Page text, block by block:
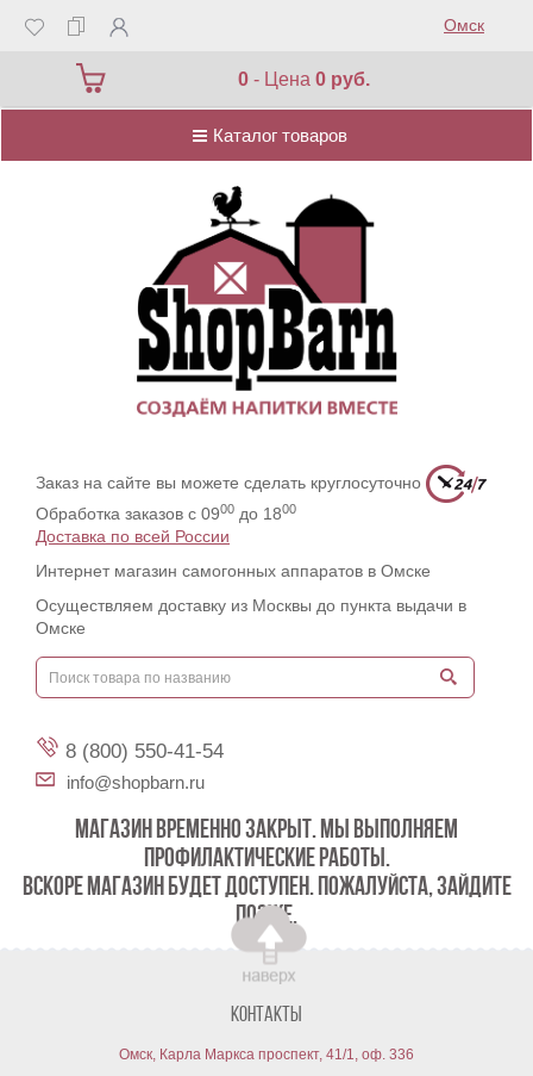
Омск
0 - Цена0 руб.
Каталог товаров
Каталог товаров
Заказ на сайте вы можете сделать круглосуточно
Обработка заказов с 0900 до 1800
Доставка по всей России
Интернет магазин самогонных аппаратов в Омске
Осуществляем доставку из Москвы до пункта выдачи в
Омске
8 (800) 550-41-54
info@shopbarn.ru
МАГАЗИН ВРЕМЕННО ЗАКРЫТ. МЫ ВЫПОЛНЯЕМ
ПРОФИЛАКТИЧЕСКИЕ РАБОТЫ.
ВСКОРЕ МАГАЗИН БУДЕТ ДОСТУПЕН. ПОЖАЛУЙСТА, ЗАЙДИТЕ
ПОЗЖЕ.
Контакты
Омск, Карла Маркса проспект, 41/1, оф. 336